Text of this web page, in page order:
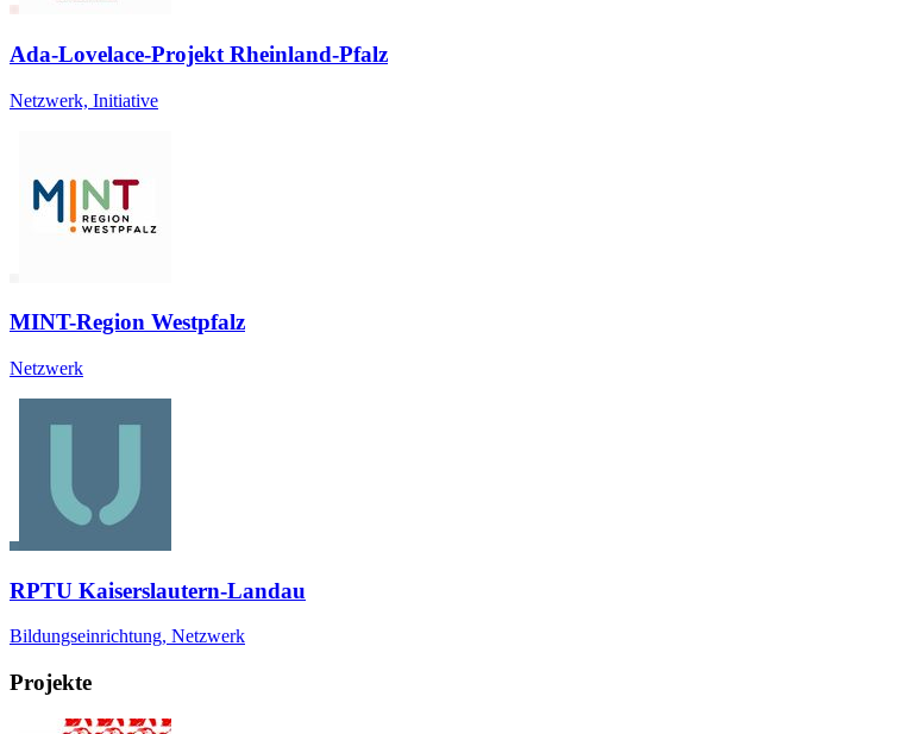
Ada-Lovelace-Projekt Rheinland-Pfalz
Netzwerk, Initiative
MINT-Region Westpfalz
Netzwerk
RPTU Kaiserslautern-Landau
Bildungseinrichtung, Netzwerk
Projekte